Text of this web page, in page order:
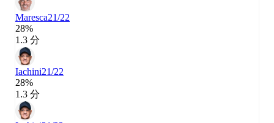
Maresca21/22
28%
1.3 分
Iachini21/22
28%
1.3 分